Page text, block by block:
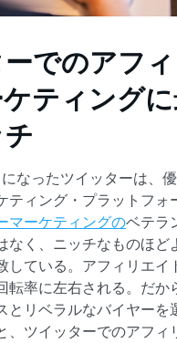
でのアフ
ケティング
なったツイッターは、
ティング・プラットフォ
マーケティングのベテラ
なく、ニッチなものほど
している。アフィリエイ
転率に左右される。だか
とリベラルなバイヤーを
、ツイッターでのアフィ